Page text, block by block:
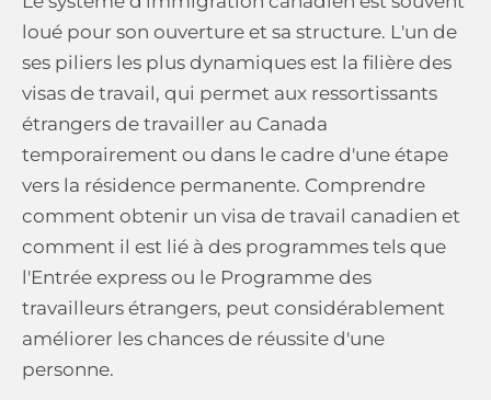
loué pour son ouverture et sa structure. L'un de
ses piliers les plus dynamiques est la filière des
visas de travail, qui permet aux ressortissants
étrangers de travailler au Canada
temporairement ou dans le cadre d'une étape
vers la résidence permanente. Comprendre
comment obtenir un visa de travail canadien et
comment il est lié à des programmes tels que
l'Entrée express ou le Programme des
travailleurs étrangers, peut considérablement
améliorer les chances de réussite d'une
personne.